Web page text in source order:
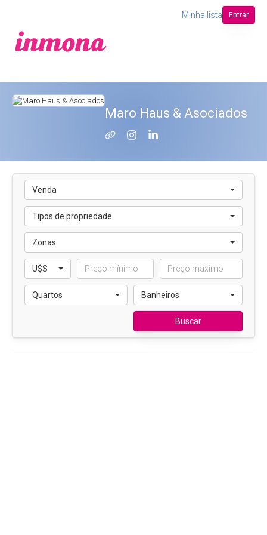
Minha lista Entrar
Maro Haus & Asociados
Venda
Tipos de propriedade
Zonas
U$S
Quartos Banheiros
Buscar